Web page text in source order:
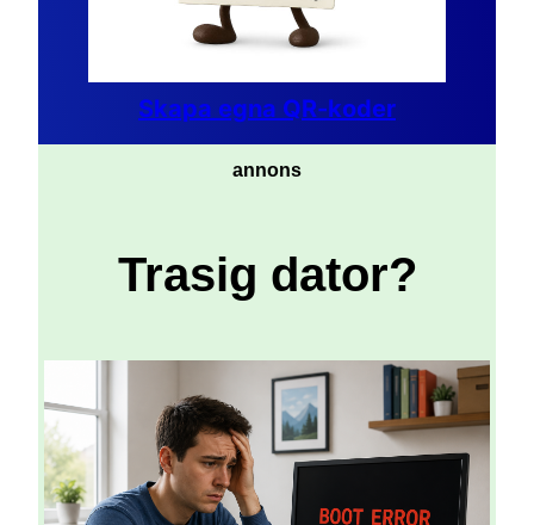
Skapa egna QR-koder
annons
Trasig dator?